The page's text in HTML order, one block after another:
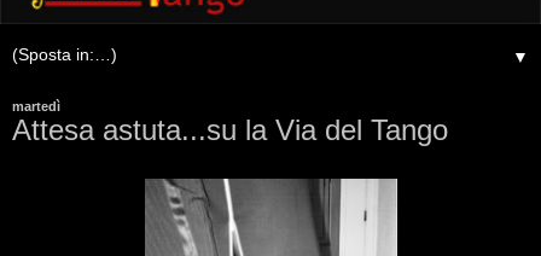
▼
martedì
Attesa astuta...su la Via del Tango